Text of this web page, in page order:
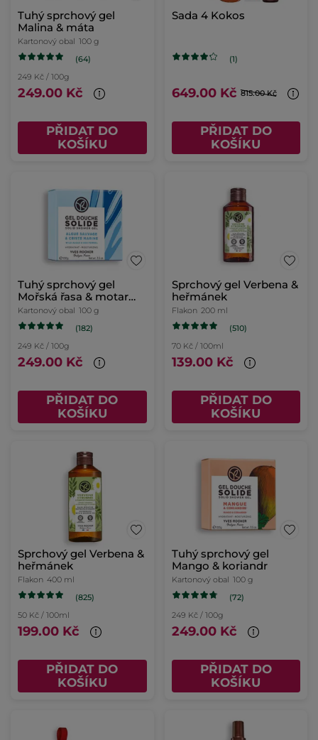
Tuhý sprchový gel
Malina & máta
Kartonový obal 100 g
(64)
249 Kč / 100g
249.00 Kč
PŘIDAT DO
KOŠÍKU
Sada 4 Kokos
(1)
649.00 Kč 815.00 Kč
PŘIDAT DO
KOŠÍKU
Tuhý sprchový gel
Mořská řasa & motar
přímořský
Kartonový obal 100 g
(182)
249 Kč / 100g
249.00 Kč
PŘIDAT DO
KOŠÍKU
Sprchový gel Verbena &
heřmánek
Flakon 200 ml
(510)
70 Kč / 100ml
139.00 Kč
PŘIDAT DO
KOŠÍKU
Sprchový gel Verbena &
heřmánek
Flakon 400 ml
(825)
50 Kč / 100ml
199.00 Kč
PŘIDAT DO
KOŠÍKU
Tuhý sprchový gel
Mango & koriandr
Kartonový obal 100 g
(72)
249 Kč / 100g
249.00 Kč
PŘIDAT DO
KOŠÍKU